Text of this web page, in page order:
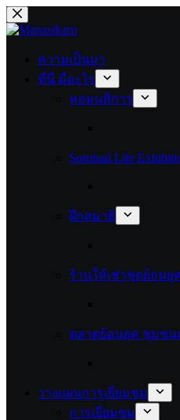
Skip
to
ความเป็นมา
ที่นี่ มีอะไร
หอมนสิการ
Spiritual Life
ฝึกสมาธิ
ร้านให้เช่าชุดย้อนยุ
ตลาดย้อนยุค ชุมชน
วางแผนการเยี่ยมชม
การเยี่ยมชม